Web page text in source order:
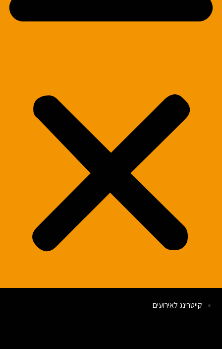
קייטרינג לאירועים